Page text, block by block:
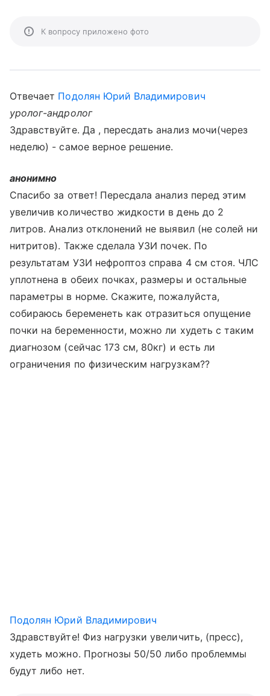
К вопросу приложено фото
Отвечает Подолян Юрий Владимирович
уролог-андролог
Здравствуйте. Да , пересдать анализ мочи(через
неделю) - самое верное решение.
анонимно
Спасибо за ответ! Пересдала анализ перед этим
увеличив количество жидкости в день до 2
литров. Анализ отклонений не выявил (не солей ни
нитритов). Также сделала УЗИ почек. По
результатам УЗИ нефроптоз справа 4 см стоя. ЧЛС
уплотнена в обеих почках, размеры и остальные
параметры в норме. Скажите, пожалуйста,
собираюсь беременеть как отразиться опущение
почки на беременности, можно ли худеть с таким
диагнозом (сейчас 173 см, 80кг) и есть ли
ограничения по физическим нагрузкам??
Подолян Юрий Владимирович
Здравствуйте! Физ нагрузки увеличить, (пресс),
худеть можно. Прогнозы 50/50 либо проблеммы
будут либо нет.